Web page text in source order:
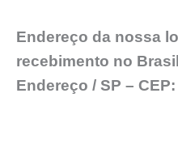
Endereço da nossa
recebimento no
Endereço / SP –